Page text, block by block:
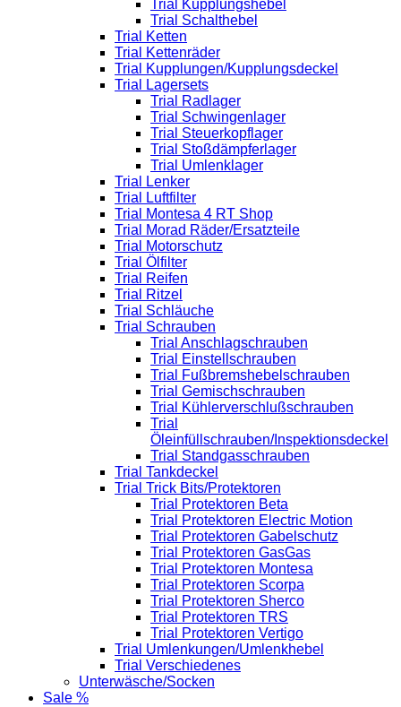
Trial Kupplungshebel
Trial Schalthebel
Trial Ketten
Trial Kettenräder
Trial Kupplungen/Kupplungsdeckel
Trial Lagersets
Trial Radlager
Trial Schwingenlager
Trial Steuerkopflager
Trial Stoßdämpferlager
Trial Umlenklager
Trial Lenker
Trial Luftfilter
Trial Montesa 4 RT Shop
Trial Morad Räder/Ersatzteile
Trial Motorschutz
Trial Ölfilter
Trial Reifen
Trial Ritzel
Trial Schläuche
Trial Schrauben
Trial Anschlagschrauben
Trial Einstellschrauben
Trial Fußbremshebelschrauben
Trial Gemischschrauben
Trial Kühlerverschlußschrauben
Trial
Öleinfüllschrauben/Inspektionsdeckel
Trial Standgasschrauben
Trial Tankdeckel
Trial Trick Bits/Protektoren
Trial Protektoren Beta
Trial Protektoren Electric Motion
Trial Protektoren Gabelschutz
Trial Protektoren GasGas
Trial Protektoren Montesa
Trial Protektoren Scorpa
Trial Protektoren Sherco
Trial Protektoren TRS
Trial Protektoren Vertigo
Trial Umlenkungen/Umlenkhebel
Trial Verschiedenes
Unterwäsche/Socken
Sale %